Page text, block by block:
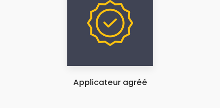
Applicateur agréé